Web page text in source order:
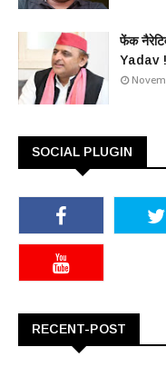
फेंक
Yadav !
SOCIAL PLUGIN
RECENT-POST